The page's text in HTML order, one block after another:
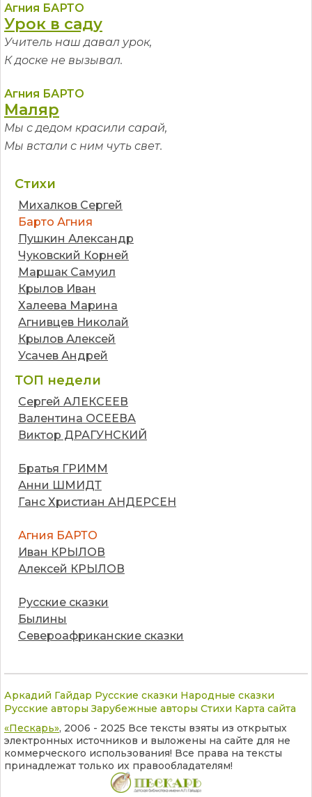
Агния БАРТО
Урок в саду
Учитель наш давал урок,
К доске не вызывал.
Агния БАРТО
Маляр
Мы с дедом красили сарай,
Мы встали с ним чуть свет.
Стихи
Михалков Сергей
Барто Агния
Пушкин Александр
Чуковский Корней
Маршак Самуил
Крылов Иван
Халеева Марина
Агнивцев Николай
Крылов Алексей
Усачев Андрей
ТОП недели
Сергей АЛЕКСЕЕВ
Валентина ОСЕЕВА
Виктор ДРАГУНСКИЙ
Братья ГРИММ
Анни ШМИДТ
Ганс Христиан АНДЕРСЕН
Агния БАРТО
Иван КРЫЛОВ
Алексей КРЫЛОВ
Русские сказки
Былины
Североафриканские сказки
Аркадий Гайдар Русские сказки Народные сказки
Русские авторы Зарубежные авторы Стихи Карта сайта
«Пескарь», 2006 - 2025 Все тексты взяты из открытых
электронных источников и выложены на сайте для не
коммерческого использования! Все права на тексты
принадлежат только их правообладателям!